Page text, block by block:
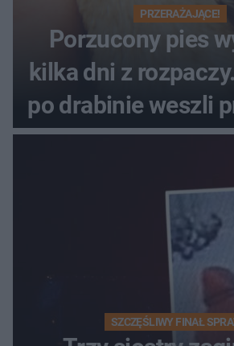
PRZERAŻAJĄCE!
Porzucony pies
kilka dni z
po drabinie weszli
SZCZĘŚLIWY FINAŁ